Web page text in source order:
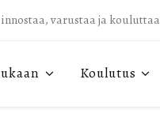
varustaa ja
Koulutus